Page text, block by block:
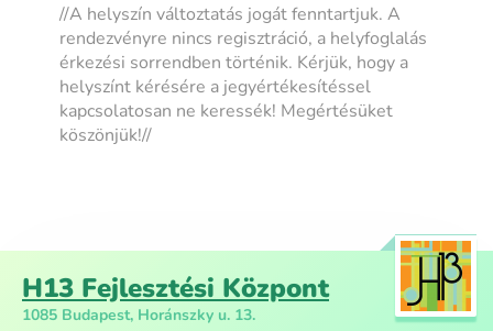
//A helyszín változtatás jogát fenntartjuk. A
rendezvényre nincs regisztráció, a helyfoglalás
érkezési sorrendben történik. Kérjük, hogy a
helyszínt kérésére a jegyértékesítéssel
kapcsolatosan ne keressék! Megértésüket
köszönjük!//
H13 Fejlesztési Központ
1085 Budapest, Horánszky u. 13.